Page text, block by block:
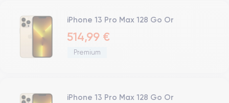
iPhone 13 Pro Max 128 Go Or
514,99 €
Premium
iPhone 13 Pro Max 128 Go Or